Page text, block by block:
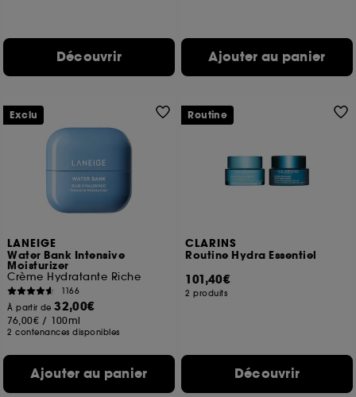
Découvrir Ajouter au panier
LANEIGE
Water Bank Intensive
Moisturizer
Crème Hydratante Riche
1166
À partir de32,00€
76,00€ / 100ml
2 contenances disponibles
Ajouter au panier
Exclu
CLARINS
Routine Hydra Essentiel
101,40€
2 produits
Découvrir
Routine